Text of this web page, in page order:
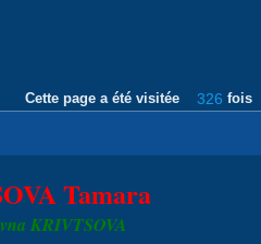
Cette page a été visitée 326 fois
Tamara
KRIVTSOVA